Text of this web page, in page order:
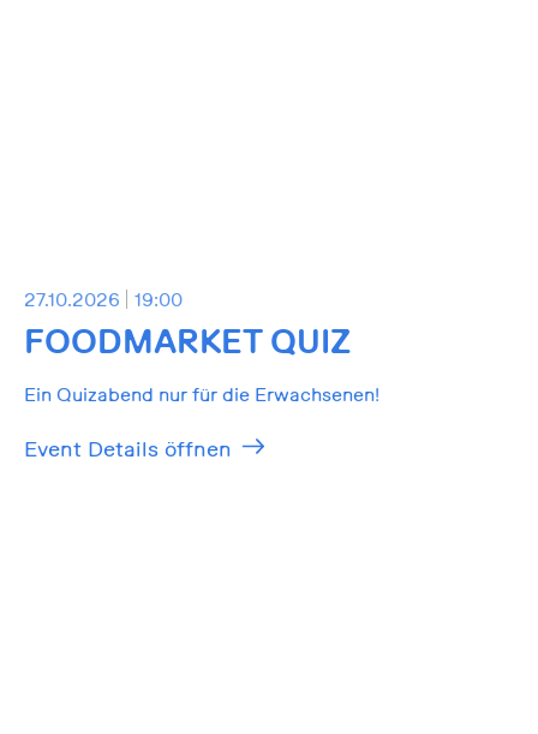
27.10.2026 19:00
FOODMARKET QUIZ
Ein Quizabend nur für die Erwachsenen!
Event Details öffnen